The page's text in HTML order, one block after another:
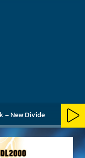
– New Divide